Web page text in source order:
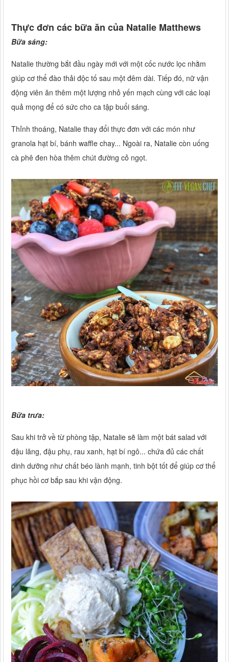
Thực đơn các bữa ăn của Natalie Matthews
Bữa sáng:
Natalie thường bắt đầu ngày mới với một cốc nước lọc nhằm
giúp cơ thể đào thải độc tố sau một đêm dài. Tiếp đó, nữ vận
động viên ăn thêm một lượng nhỏ yến mạch cùng với các loại
quả mọng để có sức cho ca tập buổi sáng.
Thỉnh thoáng, Natalie thay đổi thực đơn với các món như
granola hạt bí, bánh waffle chay... Ngoài ra, Natalie còn uống
cà phê đen hòa thêm chút đường cỏ ngọt.
Bữa trưa:
Sau khi trở về từ phòng tập, Natalie sẽ làm một bát salad với
đậu lăng, đậu phụ, rau xanh, hạt bí ngô... chứa đủ các chất
dinh dưỡng như chất béo lành mạnh, tinh bột tốt để giúp cơ thể
phục hồi cơ bắp sau khi vận động.